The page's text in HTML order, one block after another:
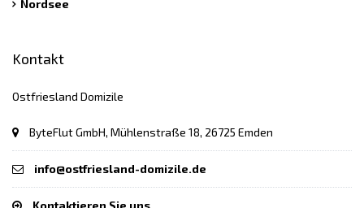
Nordsee
Kontakt
Ostfriesland Domizile
ByteFlut GmbH, Mühlenstraße 18, 26725 Emden
info@ostfriesland-domizile.de
Kontaktieren Sie uns